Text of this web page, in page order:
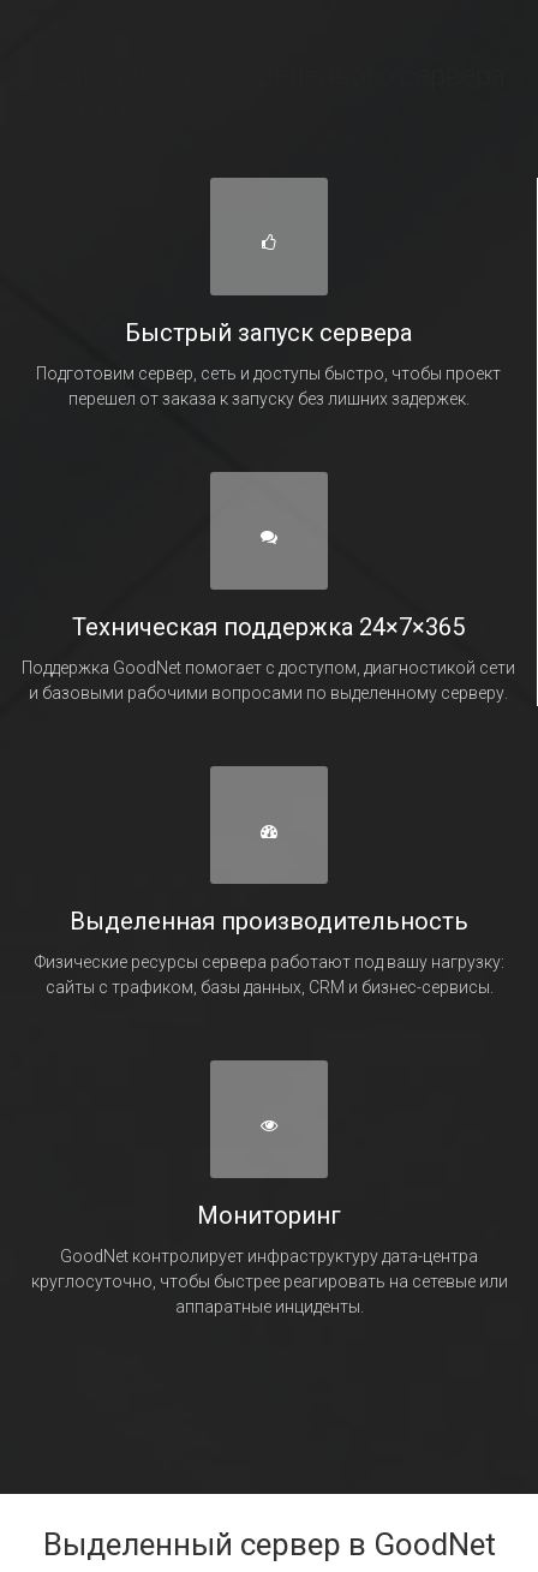
Быстрый запуск сервера
Подготовим сервер, сеть и доступы быстро, чтобы проект
перешел от заказа к запуску без лишних задержек.
Техническая поддержка 24×7×365
Поддержка GoodNet помогает с доступом, диагностикой сети
и базовыми рабочими вопросами по выделенному серверу.
Выделенная производительность
Физические ресурсы сервера работают под вашу нагрузку:
сайты с трафиком, базы данных, CRM и бизнес-сервисы.
Мониторинг
GoodNet контролирует инфраструктуру дата-центра
круглосуточно, чтобы быстрее реагировать на сетевые или
аппаратные инциденты.
Выделенный сервер в GoodNet